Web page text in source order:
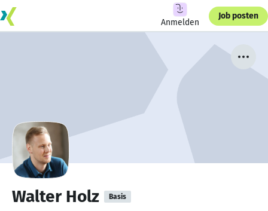
Anmelden
Job posten
Walter Holz Basis